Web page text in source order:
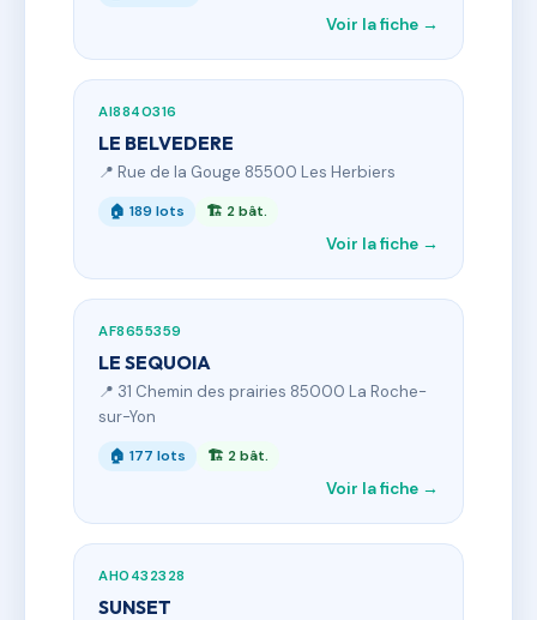
Voir la fiche →
AI8840316
LE BELVEDERE
📍 Rue de la Gouge 85500 Les Herbiers
🏠 189 lots 🏗 2 bât.
Voir la fiche →
AF8655359
LE SEQUOIA
📍 31 Chemin des prairies 85000 La Roche-
sur-Yon
🏠 177 lots 🏗 2 bât.
Voir la fiche →
AH0432328
SUNSET